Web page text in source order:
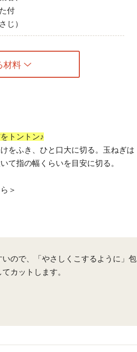
付
じ）
材料
トントン♪
をふき、ひと口大に切る。玉ねぎは
て指の幅くらいを目安に切る。
＞
ので、「やさしくこするように」包
カットします。